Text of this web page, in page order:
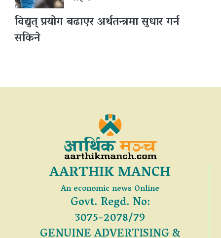
विद्युत् प्रयोग बढाएर अर्थतन्त्रमा सुधार गर्न
सकिने
AARTHIK MANCH
An economic news Online
Govt. Regd. No:
3075-2078/79